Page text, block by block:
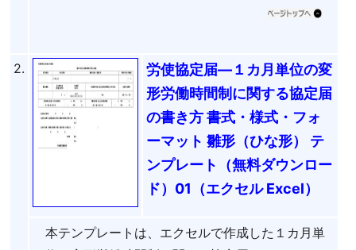
2.
労使協定届―１カ月単位の変
形労働時間制に関する協定届
の書き方 書式・様式・フォ
ーマット 雛形（ひな形） テ
ンプレート（無料ダウンロー
ド）01（エクセル Excel）
本テンプレートは、エクセルで作成した１カ月単